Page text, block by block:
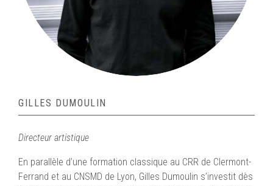
GILLES DUMOULIN
Directeur artistique
En parallèle d’une formation classique au CRR de Clermont-
Ferrand et au CNSMD de Lyon, Gilles Dumoulin s’investit dès